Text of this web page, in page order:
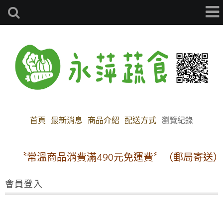
首頁 最新消息 商品介紹 配送方式 瀏覽紀錄
〝常溫商品消費滿490元免運費〞（郵局寄送）
會員登入